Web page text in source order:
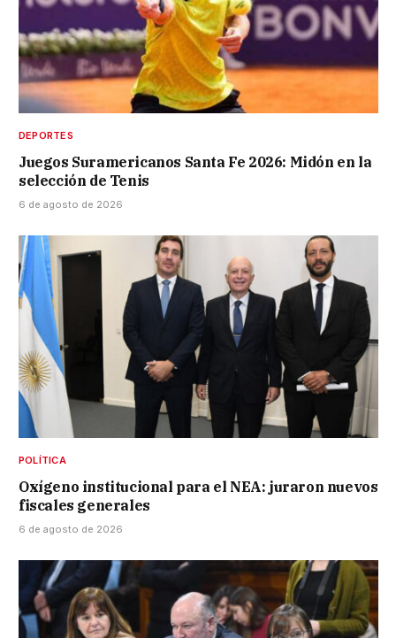
DEPORTES
Juegos Suramericanos Santa Fe 2026: Midón en la
selección de Tenis
6 de agosto de 2026
POLÍTICA
Oxígeno institucional para el NEA: juraron nuevos
fiscales generales
6 de agosto de 2026